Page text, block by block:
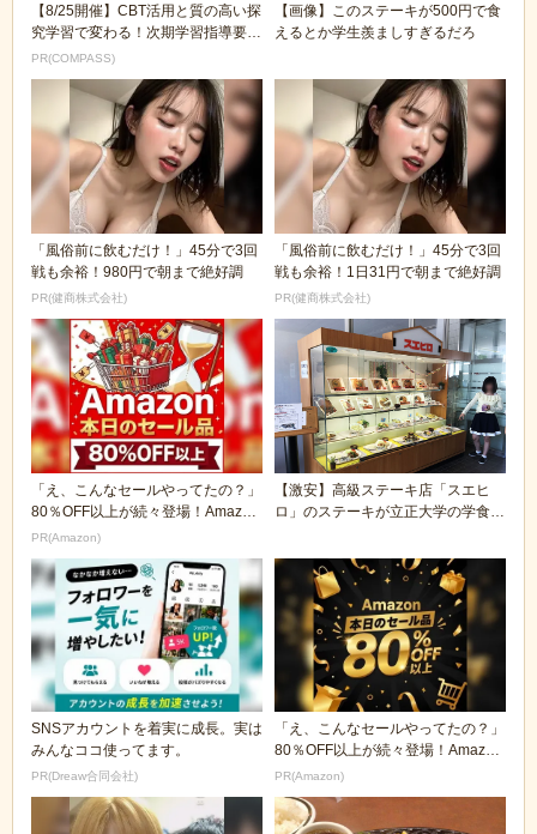
【8/25開催】CBT活用と質の高い探
究学習で変わる！次期学習指導要領
を見据えた...
PR(COMPASS)
【画像】このステーキが500円で食
えるとか学生羨ましすぎるだろ
「風俗前に飲むだけ！」45分で3回
戦も余裕！980円で朝まで絶好調
PR(健商株式会社)
「風俗前に飲むだけ！」45分で3回
戦も余裕！1日31円で朝まで絶好調
PR(健商株式会社)
「え、こんなセールやってたの？」
80％OFF以上が続々登場！Amazon
の本気が...
PR(Amazon)
【激安】高級ステーキ店「スエヒ
ロ」のステーキが立正大学の学食で
SNSアカウントを着実に成長。実は
みんなココ使ってます。
PR(Dreaw合同会社)
「え、こんなセールやってたの？」
80％OFF以上が続々登場！Amazon
の本気が...
PR(Amazon)